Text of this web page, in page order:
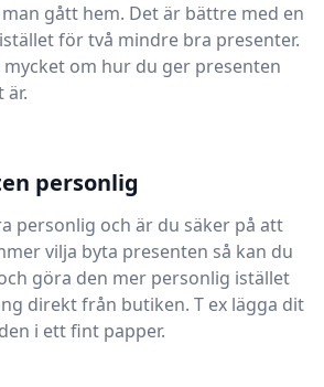
gått hem. Det är bättre med en
för två mindre bra presenter.
om hur du ger presenten
är.
personlig
personlig och är du säker på att
vilja byta presenten så kan du
göra den mer personlig istället
direkt från butiken. T ex lägga dit
i ett fint papper.